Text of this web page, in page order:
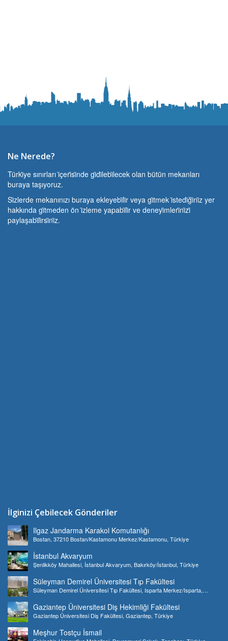
Ne Nerede?
Türki̇ye sınırları i̇çeri̇si̇nde gi̇di̇lebi̇lecek olan bütün mekanları
buraya taşıyoruz.
Si̇zlerde mekanınızı buraya ekleyebi̇li̇r veya gi̇tmek i̇stedi̇ği̇ni̇z yer
hakkında gi̇tmeden ön i̇zleme yapabi̇li̇r ve deneyi̇mleri̇ni̇zi̇
paylaşabi̇li̇rsi̇ni̇z.
İlginizi Çebilecek Gönderiler
Ilgaz Jandarma Karakol Komutanlığı
Bostan, 37210 Bostan/Kastamonu Merkez/Kastamonu, Türkiye
İstanbul Akvaryum
Şenlikköy Mahallesi, İstanbul Akvaryum, Bakırköy/İstanbul, Türkiye
Süleyman Demirel Üniversitesi Tıp Fakültesi
Süleyman Demirel Üniversitesi Tıp Fakültesi, Isparta Merkez/Isparta,
Gaziantep Üniversitesi Diş Hekimliği Fakültesi
Gaziantep Üniversitesi Diş Fakültesi, Gaziantep, Türkiye
Meşhur Tostçu İsmail